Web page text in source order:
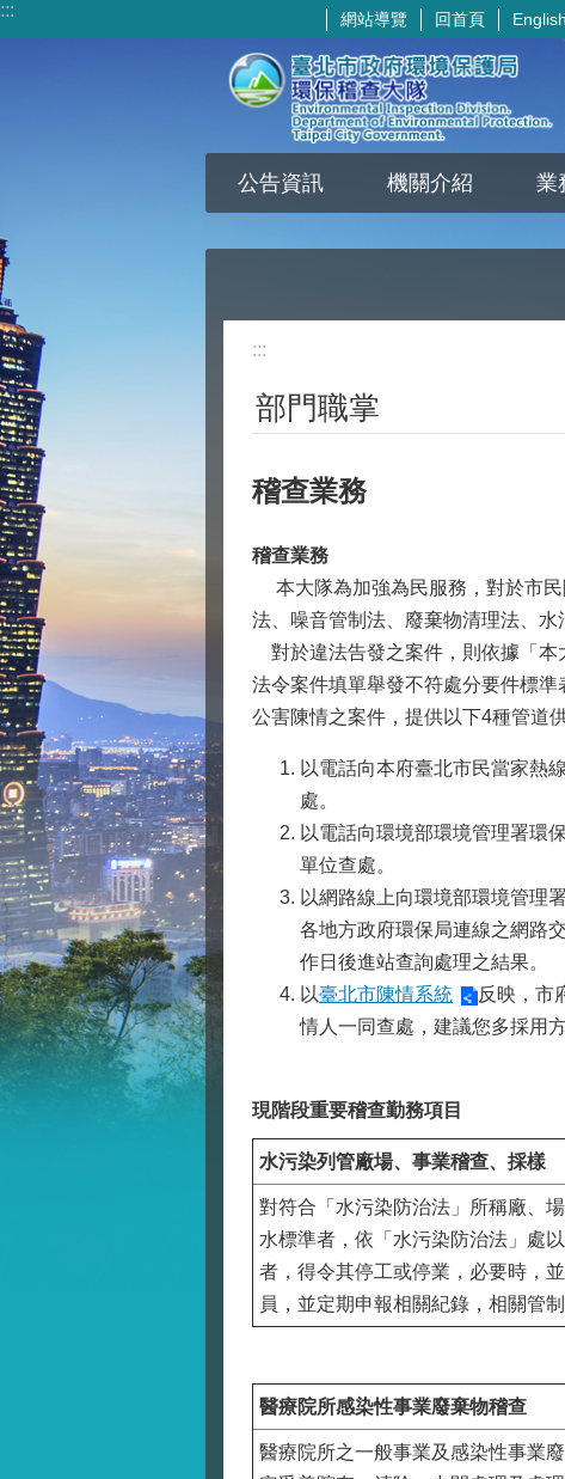
跳到主要內容區塊
::: 網站導覽 回首頁 English
公告資訊 機關介紹 業
:::
部門職掌
稽查業務
稽查業務
本大隊為加強為民服務，對於市民
法、噪音管制法、廢棄物清理法、水
對於違法告發之案件，則依據「本
法令案件填單舉發不符處分要件標
公害陳情之案件，提供以下4種管道
以電話向本府臺北市民當家熱
處。
以電話向環境部環境管理署環
單位查處。
以網路線上向環境部環境管理
各地方政府環保局連線之網路
作日後進站查詢處理之結果。
以臺北市陳情系統
反映，市
情人一同查處，建議您多採用方
現階段重要稽查勤務項目
水污染列管廠場、事業稽查、採樣
對符合「水污染防治法」所稱廠、
水標準者，依「水污染防治法」處
者，得令其停工或停業，必要時，
員，並定期申報相關紀錄，相關管
醫療院所感染性事業廢棄物稽查
醫療院所之一般事業及感染性事業